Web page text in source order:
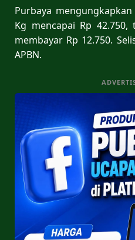
Purbaya
Kg mencapai Rp
membayar Rp 12.750.
APBN.